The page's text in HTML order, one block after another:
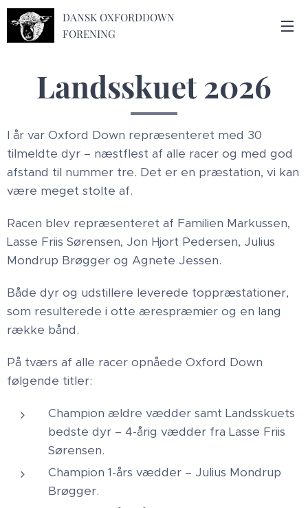
DANSK OXFORDDOWN
FORENING
Landsskuet 2026
I år var Oxford Down repræsenteret med 30
tilmeldte dyr – næstflest af alle racer og med god
afstand til nummer tre. Det er en præstation, vi kan
være meget stolte af.
Racen blev repræsenteret af Familien Markussen,
Lasse Friis Sørensen, Jon Hjort Pedersen, Julius
Mondrup Brøgger og Agnete Jessen.
Både dyr og udstillere leverede toppræstationer,
som resulterede i otte ærespræmier og en lang
række bånd.
På tværs af alle racer opnåede Oxford Down
følgende titler:
Champion ældre vædder samt Landsskuets
bedste dyr – 4-årig vædder fra Lasse Friis
Sørensen.
Champion 1-års vædder – Julius Mondrup
Brøgger.